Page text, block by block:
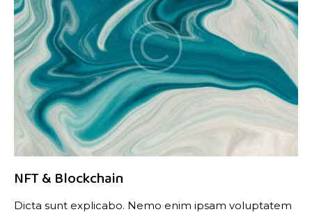
NFT & Blockchain
Dicta sunt explicabo. Nemo enim ipsam voluptatem